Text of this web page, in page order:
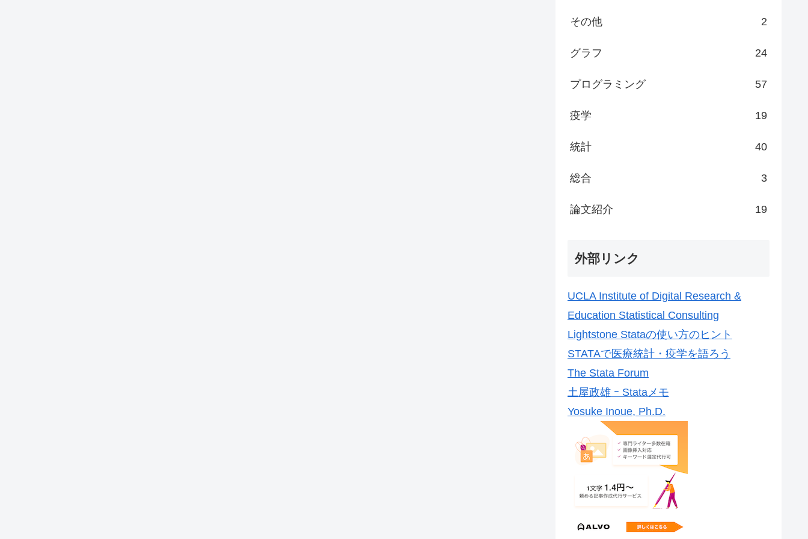
その他 2
グラフ 24
プログラミング 57
疫学 19
統計 40
総合 3
論文紹介 19
外部リンク
UCLA Institute of Digital Research &
Education Statistical Consulting
Lightstone Stataの使い方のヒント
STATAで医療統計・疫学を語ろう
The Stata Forum
土屋政雄 ｰ Stataメモ
Yosuke Inoue, Ph.D.